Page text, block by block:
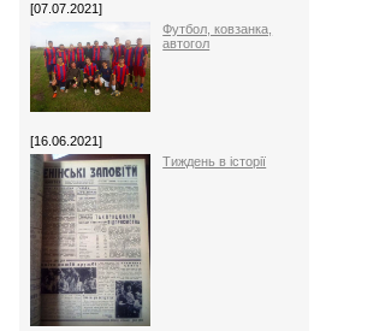
[07.07.2021]
Футбол, ковзанка,
автогол
[16.06.2021]
Тиждень в історії